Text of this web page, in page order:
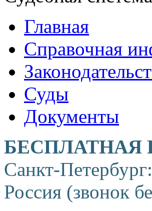
Главная
Справочная
Суды
Документы
БЕСПЛАТНАЯ
Санкт-
Россия (звонок